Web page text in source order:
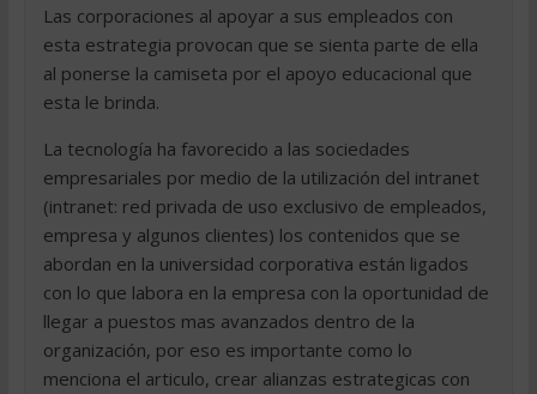
Las corporaciones al apoyar a sus empleados con
esta estrategia provocan que se sienta parte de ella
al ponerse la camiseta por el apoyo educacional que
esta le brinda.
La tecnología ha favorecido a las sociedades
empresariales por medio de la utilización del intranet
(intranet: red privada de uso exclusivo de empleados,
empresa y algunos clientes) los contenidos que se
abordan en la universidad corporativa están ligados
con lo que labora en la empresa con la oportunidad de
llegar a puestos mas avanzados dentro de la
organización, por eso es importante como lo
menciona el articulo, crear alianzas estrategicas con